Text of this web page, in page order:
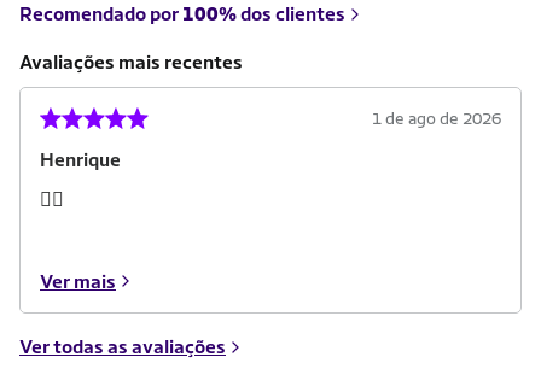
Recomendado por 100%dos clientes
Avaliações mais recentes
Henrique
1 de ago de 2026
👍🏾
Ver mais
Ver todas as avaliações